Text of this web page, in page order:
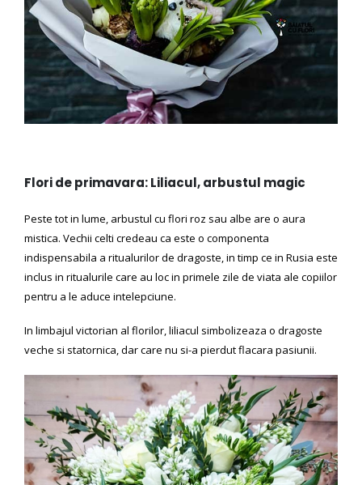
Flori de primavara: Liliacul, arbustul magic
Peste tot in lume, arbustul cu flori roz sau albe are o aura
mistica. Vechii celti credeau ca este o componenta
indispensabila a ritualurilor de dragoste, in timp ce in Rusia este
inclus in ritualurile care au loc in primele zile de viata ale copiilor
pentru a le aduce intelepciune.
In limbajul victorian al florilor, liliacul simbolizeaza o dragoste
veche si statornica, dar care nu si-a pierdut flacara pasiunii.